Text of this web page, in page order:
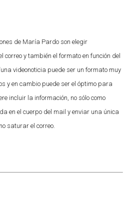
de María Pardo son elegir
correo y también el formato en función del
videonoticia puede ser un formato muy
y en cambio puede ser el óptimo para
incluir la información, no sólo como
en el cuerpo del mail y enviar una única
saturar el correo.